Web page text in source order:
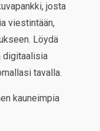
josta
viestintään,
Löydä
digitaalisia
tavalla.
kauneimpia